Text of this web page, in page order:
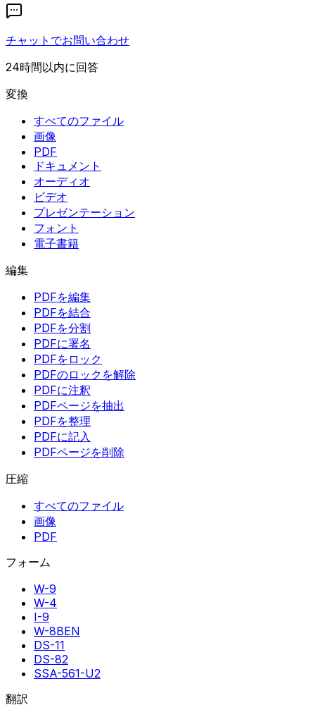
チャットでお問い合わせ
24時間以内に回答
変換
すべてのファイル
画像
PDF
ドキュメント
オーディオ
ビデオ
プレゼンテーション
フォント
電子書籍
編集
PDFを編集
PDFを結合
PDFを分割
PDFに署名
PDFをロック
PDFのロックを解除
PDFに注釈
PDFページを抽出
PDFを整理
PDFに記入
PDFページを削除
圧縮
すべてのファイル
画像
PDF
フォーム
W-9
W-4
I-9
W-8BEN
DS-11
DS-82
SSA-561-U2
翻訳